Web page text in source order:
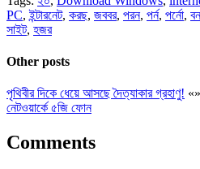
PC,ইন্টারনেট, করছ, জববর, পরন, পর্ন, পর্নো,
সাইট, হজর
Other posts
পৃথিবীর দিকে ধেয়ে আসছে দৈত্যাকার গ্রহাণু! «»
নেটওয়ার্কে ৫জি ফোন
Comments